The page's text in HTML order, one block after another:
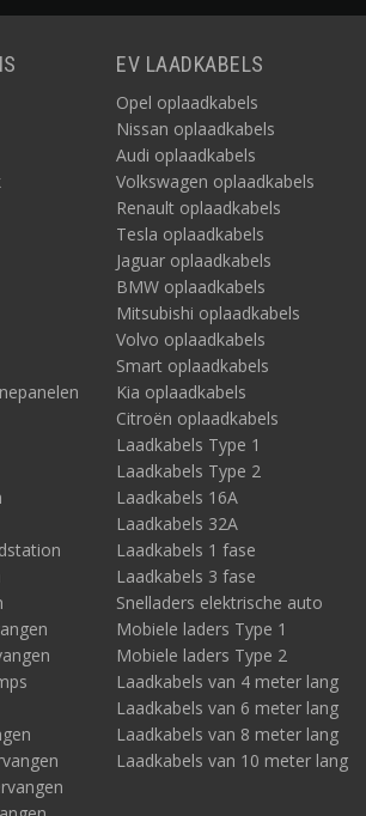
EV LAADKABELS
Opel oplaadkabels
Nissan oplaadkabels
Audi oplaadkabels
Volkswagen oplaadkabels
Renault oplaadkabels
Tesla oplaadkabels
Jaguar oplaadkabels
BMW oplaadkabels
Mitsubishi oplaadkabels
Volvo oplaadkabels
Smart oplaadkabels
Kia oplaadkabels
Citroën oplaadkabels
Laadkabels Type 1
Laadkabels Type 2
Laadkabels 16A
Laadkabels 32A
Laadkabels 1 fase
Laadkabels 3 fase
Snelladers elektrische auto
Mobiele laders Type 1
Mobiele laders Type 2
Laadkabels van 4 meter lang
Laadkabels van 6 meter lang
Laadkabels van 8 meter lang
Laadkabels van 10 meter lang